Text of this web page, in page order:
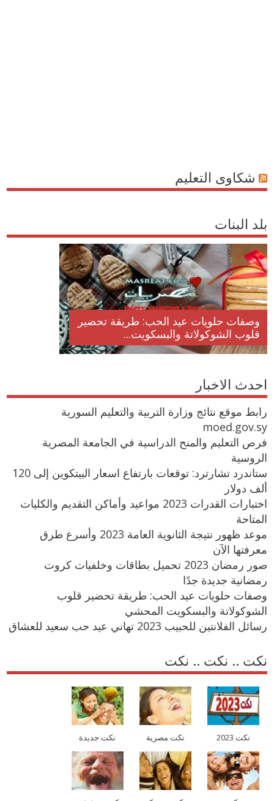
شكاوى التعليم
بلد البنات
وصفات حلويات عيد الحب: طريقة تحضير
قلوب الشوكولاتة والبسكويت...
احدث الاخبار
رابط موقع نتائج وزارة التربية والتعليم السورية
moed.gov.sy
فرص التعليم والمنح الدراسية في الجامعة المصرية
الروسية
ستاندرد تشارترد: توقعات بارتفاع اسعار البيتكوين إلى 120
ألف دولار
اختبارات القدرات 2023 مواعيد وأماكن التقديم والكليات
المتاحة
موعد ظهور نتيجة الثانوية العامة 2023 وأسرع طرق
معرفتها الآن
صور رمضان 2023 تحميل بطاقات وخلفيات كروت
رمضانية جديدة جدًا
وصفات حلويات عيد الحب: طريقة تحضير قلوب
الشوكولاتة والبسكويت المحشي
رسائل الفلانتين للحبيب 2023 تهاني عيد حب سعيد للعشاق
نكت .. نكت .. نكت
نكت 2023 نكت مصرية نكت جديدة